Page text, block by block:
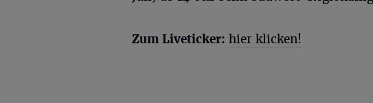
Zum Liveticker: hier klicken!